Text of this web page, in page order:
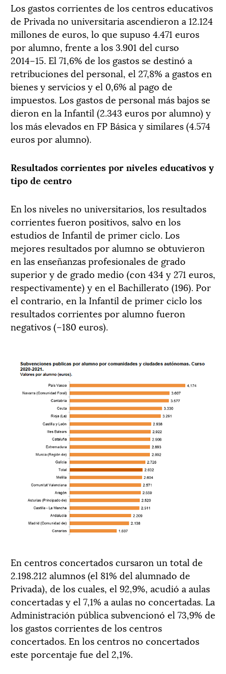
Los gastos corrientesde loscentros educativos
de Privada no universitaria ascendieron a 12.124
millones de euros, lo que supuso 4.471 euros
por alumno, frente a los3.901 del curso
2014–15. El 71,6% de los gastos se destinó a
retribuciones del personal, el 27,8% a gastos en
bienes y servicios y el 0,6% al pago de
impuestos. Los gastos de personal más bajos se
dieron en la Infantil (2.343 euros por alumno) y
los más elevadosen FP Básica y similares(4.574
euros por alumno).
Resultadoscorrientesporniveleseducativosy
tipo de centro
En los niveles no universitarios, los resultados
corrientes fueron positivos, salvo en los
estudios de Infantil de primer ciclo. Los
mejores resultadospor alumno se obtuvieron
en lasenseñanzas profesionales de grado
superioryde grado medio (con 434y 271 euros,
respectivamente) yen el Bachillerato (196). Por
el contrario, en la Infantil de primer ciclo los
resultados corrientes por alumno fueron
negativos (–180 euros).
En centros concertados cursaron un total de
2.198.212 alumnos(el 81% del alumnado de
Privada), de los cuales, el 92,9%, acudió a aulas
concertadas y el 7,1% a aulas no concertadas. La
Administración pública subvencionó el 73,9% de
los gastos corrientes de los centros
concertados. En los centros no concertados
este porcentaje fue del 2,1%.